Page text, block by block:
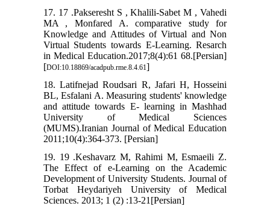
17. 17 .Pakseresht S , Khalili-Sabet M , Vahedi
MA , Monfared A. comparative study for
Knowledge and Attitudes of Virtual and Non
Virtual Students towards E-Learning. Resarch
in Medical Education.2017;8(4):61 68.[Persian]
[DOI:10.18869/acadpub.rme.8.4.61]
18. Latifnejad Roudsari R, Jafari H, Hosseini
BL, Esfalani A. Measuring students' knowledge
and attitude towards E- learning in Mashhad
University of Medical Sciences
(MUMS).Iranian Journal of Medical Education
2011;10(4):364-373. [Persian]
19. 19 .Keshavarz M, Rahimi M, Esmaeili Z.
The Effect of e-Learning on the Academic
Development of University Students. Journal of
Torbat Heydariyeh University of Medical
Sciences. 2013; 1 (2) :13-21[Persian]